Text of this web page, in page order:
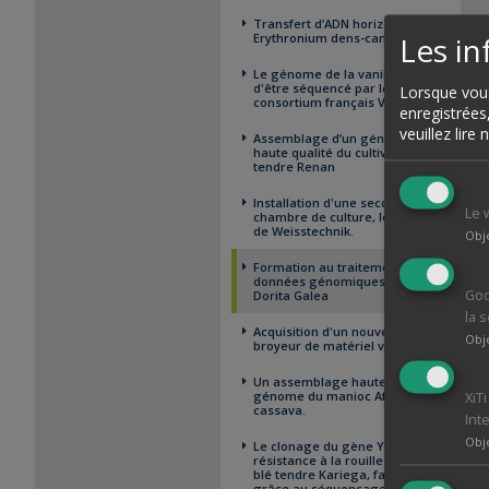
Transfert d’ADN horizontal chez
Erythronium dens-canis
Le génome de la vanille vient
d'être séquencé par le
consortium français VANISEQ
Assemblage d’un génome de
haute qualité du cultivar de Blé
tendre Renan
Installation d'une seconde
chambre de culture, le Fitotron
de Weisstechnik.
Formation au traitement des
données génomiques suivie par
Dorita Galea
Acquisition d'un nouveau
broyeur de matériel végétal
Un assemblage haute qualité du
génome du manioc African
cassava.
Le clonage du gène Yr27 de
résistance à la rouille jaune, du
blé tendre Kariega, facilité
Les
Lorsque
veuillez lire
Le
la